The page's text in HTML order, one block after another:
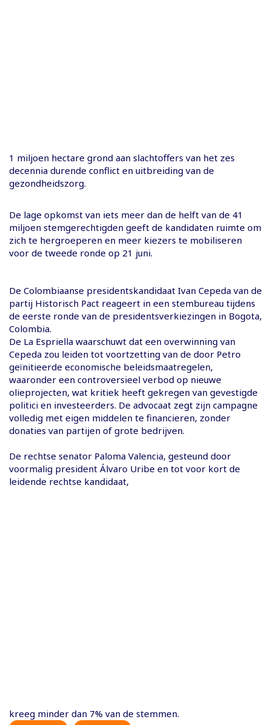
1 miljoen hectare grond aan slachtoffers van het zes
decennia durende conflict en uitbreiding van de
gezondheidszorg.
De lage opkomst van iets meer dan de helft van de 41
miljoen stemgerechtigden geeft de kandidaten ruimte om
zich te hergroeperen en meer kiezers te mobiliseren
voor de tweede ronde op 21 juni.
De Colombiaanse presidentskandidaat Ivan Cepeda van de
partij Historisch Pact reageert in een stembureau tijdens
de eerste ronde van de presidentsverkiezingen in Bogota,
Colombia.
De La Espriella waarschuwt dat een overwinning van
Cepeda zou leiden tot voortzetting van de door Petro
geïnitieerde economische beleidsmaatregelen,
waaronder een controversieel verbod op nieuwe
olieprojecten, wat kritiek heeft gekregen van gevestigde
politici en investeerders. De advocaat zegt zijn campagne
volledig met eigen middelen te financieren, zonder
donaties van partijen of grote bedrijven.
De rechtse senator Paloma Valencia, gesteund door
voormalig president Álvaro Uribe en tot voor kort de
leidende rechtse kandidaat,
kreeg minder dan 7% van de stemmen.